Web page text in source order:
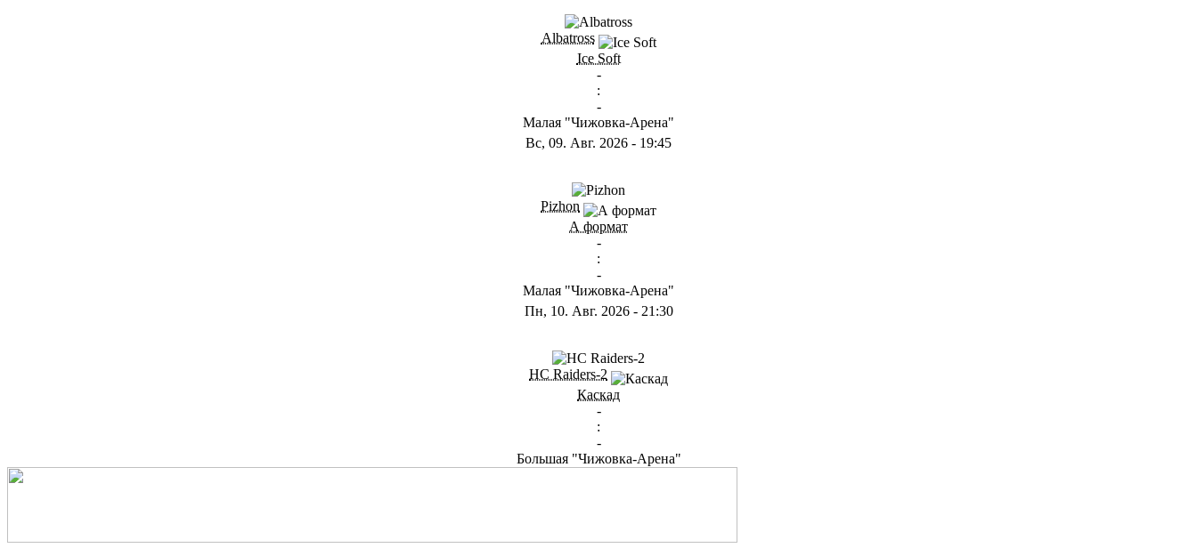
Albatross
Ice Soft
-
:
-
Малая "Чижовка-Арена"
Вс, 09. Авг. 2026 - 19:45
Pizhon
А формат
-
:
-
Малая "Чижовка-Арена"
Пн, 10. Авг. 2026- 21:30
HC Raiders-2
Каскад
-
:
-
Большая "Чижовка-Арена"